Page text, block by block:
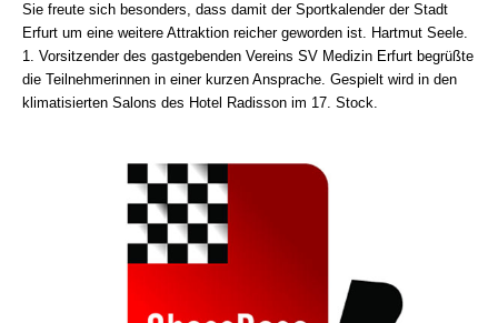
Sie freute sich besonders, dass damit der Sportkalender der Stadt
Erfurt um eine weitere Attraktion reicher geworden ist. Hartmut Seele.
1. Vorsitzender des gastgebenden Vereins SV Medizin Erfurt begrüßte
die Teilnehmerinnen in einer kurzen Ansprache. Gespielt wird in den
klimatisierten Salons des Hotel Radisson im 17. Stock.